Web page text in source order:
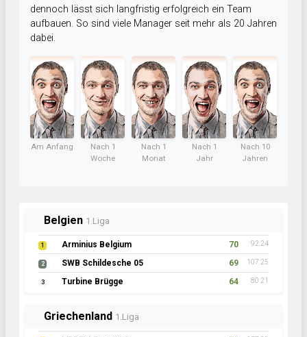
dennoch lässt sich langfristig erfolgreich ein Team
aufbauen. So sind viele Manager seit mehr als 20 Jahren
dabei.
Am Anfang
Nach 1
Woche
Nach 1
Monat
Nach 1
Jahr
Nach 10
Jahren
Belgien 1.Liga
1 Arminius Belgium 70 92:24
2 SWB Schildesche 05 69 107:25
3 Turbine Brügge 64 80:21
Griechenland 1.Liga